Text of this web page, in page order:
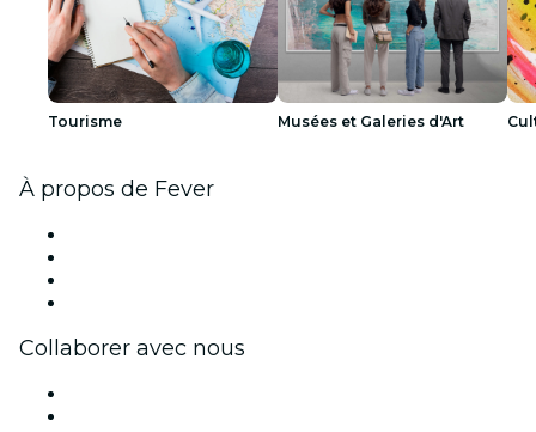
Tourisme Musées et Galeries d'Art
À propos de Fever
Collaborer avec nous